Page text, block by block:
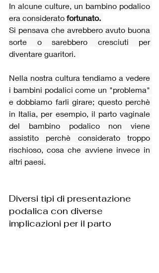
In alcune culture, un bambino podalico
era considerato fortunato.
Si pensava che avrebbero avuto buona
sorte o sarebbero cresciuti per
diventare guaritori.
Nella nostra cultura tendiamo a vedere
i bambini podalici come un "problema"
e dobbiamo farli girare; questo perchè
in Italia, per esempio, il parto vaginale
del bambino podalico non viene
assistito perchè considerato troppo
rischioso, cosa che avviene invece in
altri paesi.
Diversi tipi di presentazione
podalica con diverse
implicazioni per il parto